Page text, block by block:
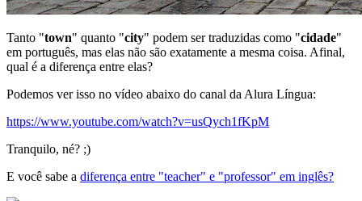
Tanto "town" quanto "city" podem ser traduzidas como "cidade"
em português, mas elas não são exatamente a mesma coisa. Afinal,
qual é a diferença entre elas?
Podemos ver isso no vídeo abaixo do canal da Alura Língua:
https://www.youtube.com/watch?v=usQych1fKpM
Tranquilo, né? ;)
E você sabe a diferença entre "teacher" e "professor" em inglês?